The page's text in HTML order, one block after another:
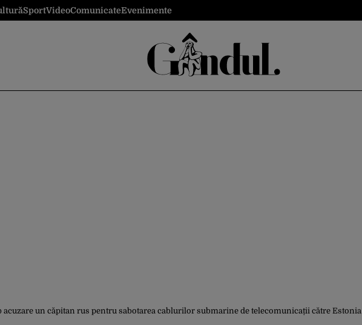
SportVideoComunicateEvenimente
acuzare un căpitan rus pentru sabotarea cablurilor submarine de telecomunicații către Estonia